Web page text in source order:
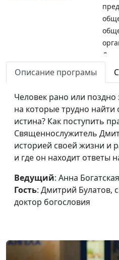
Социальная помощь
людям
Описание програмы
Человек рано или поздно
на которые трудно найти
истина? Как поступить
Священнослужитель
историей своей жизни и
и где он находит ответы
Ведущий: Анна Богатская
Гость: Дмитрий Булатов,
доктор богословия